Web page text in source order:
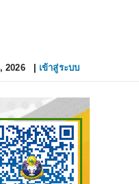
2026| เข้าสู่ระบบ